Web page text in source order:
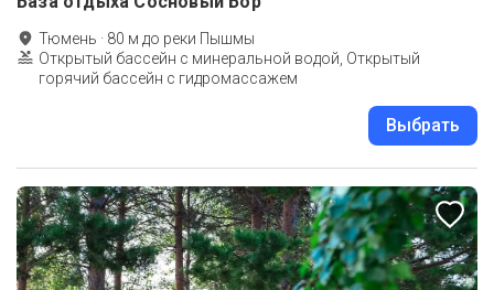
Тюмень · 80 м до реки Пышмы
Открытый бассейн с минеральной водой, Открытый
горячий бассейн с гидромассажем
Выбрать